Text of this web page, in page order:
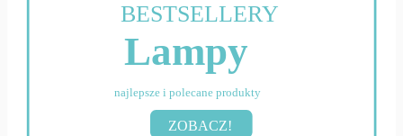
BESTSELLERY
Lampy
najlepsze i polecane produkty
ZOBACZ!